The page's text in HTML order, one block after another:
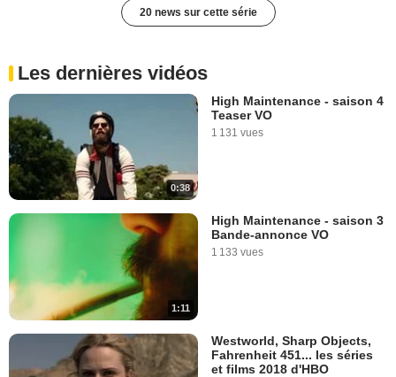
20 news sur cette série
Les dernières vidéos
0:38
High Maintenance - saison 4
Teaser VO
1 131 vues
1:11
High Maintenance - saison 3
Bande-annonce VO
1 133 vues
Westworld, Sharp Objects,
Fahrenheit 451... les séries
et films 2018 d'HBO